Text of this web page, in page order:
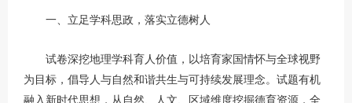
一、立足学科思政，落实立德树人
试卷深挖地理学科育人价值，以培育家国情怀与全球视野
为目标，倡导人与自然和谐共生与可持续发展理念。试题有机
融入新时代思想，从自然、人文、区域维度挖掘德育资源，全